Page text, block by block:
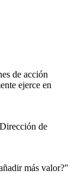
de acción
ejerce en
de
más valor?"